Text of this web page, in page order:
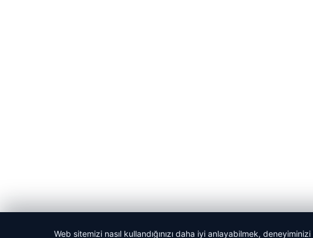
Web sitemizi nasıl kullandığınızı daha iyi anlayabilmek,